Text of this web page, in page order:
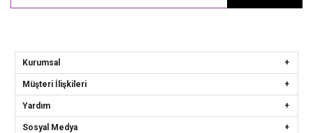
Kurumsal
Müşteri İlişkileri
Yardım
Sosyal Medya